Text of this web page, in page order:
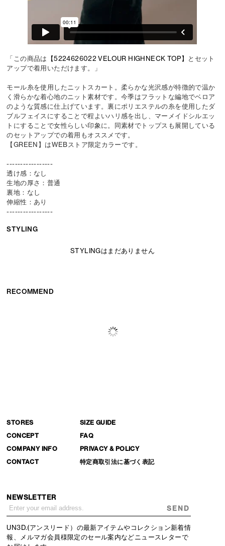
「この商品は 【5224626022 VELOUR HIGHNECK TOP】
とセット
アップで着用いただけます。」
モール糸を使用したニットスカート。柔らかな光沢感が特徴的で温か
く滑らかな着心地のニット素材です。今季はフラットな編地でベロア
のような質感に仕上げています。裏にポリエステルの糸を使用したダ
ブルフェイスにすることで程よいハリ感を出し、マーメイドシルエッ
トにすることで女性らしい印象に。同素材でトップスも展開している
のセットアップでの着用もオススメです。
【GREEN】はWEBストア限定カラーです。
-----------------
透け感：なし
生地の厚さ：普通
裏地：なし
伸縮性：あり
-----------------
STYLING
STYLINGはまだありません
RECOMMEND
STORES
CONCEPT
COMPANY INFO
CONTACT
SIZE GUIDE
FAQ
PRIVACY & POLICY
特定商取引法に基づく表記
NEWSLETTER
SEND
UN3D.(アンスリード）の最新アイテムやコレクション新着情
報、メルマガ会員様限定のセール案内などニュースレターで